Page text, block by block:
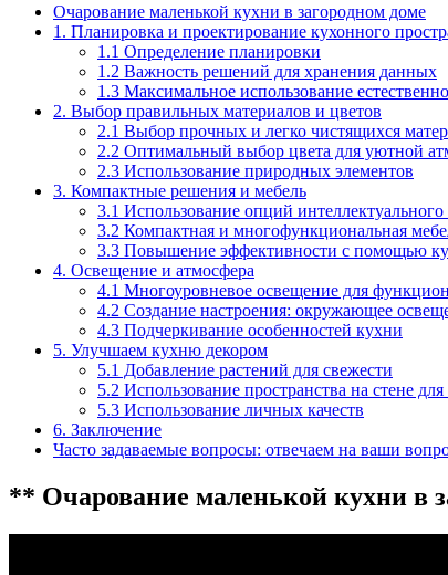
Очарование маленькой кухни в загородном доме
1. Планировка и проектирование кухонного
1.1 Определение планировки
1.2 Важность решений для хранения данных
1.3 Максимальное использование
2. Выбор правильных материалов и цветов
2.1 Выбор прочных и легко чистящихся
2.2 Оптимальный выбор цвета для уютной
2.3 Использование природных элементов
3. Компактные решения и мебель
3.1 Использование опций интеллектуального
3.2 Компактная и многофункциональная
3.3 Повышение эффективности с помощью
4. Освещение и атмосфера
4.1 Многоуровневое освещение для
4.2 Создание настроения: окружающее
4.3 Подчеркивание особенностей кухни
5. Улучшаем кухню декором
5.1 Добавление растений для свежести
5.2 Использование пространства на стене
5.3 Использование личных качеств
6. Заключение
Часто задаваемые вопросы: отвечаем на ваши
** Очарование маленькой кухни в